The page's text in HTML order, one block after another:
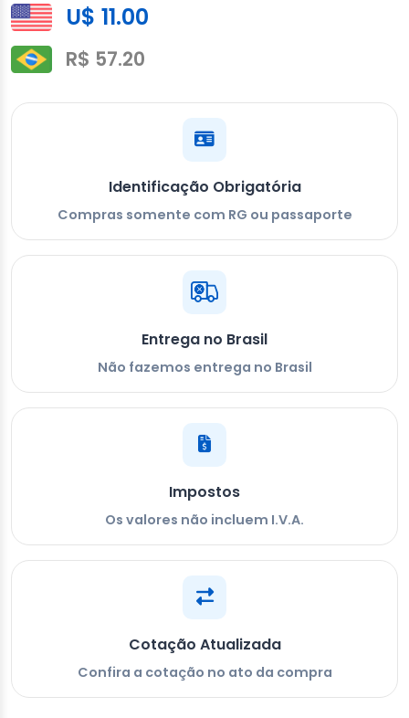
U$ 11.00
R$ 57.20
Identificação Obrigatória
Compras somente com RG ou passaporte
Entrega no Brasil
Não fazemos entrega no Brasil
Impostos
Os valores não incluem I.V.A.
Cotação Atualizada
Confira a cotação no ato da compra